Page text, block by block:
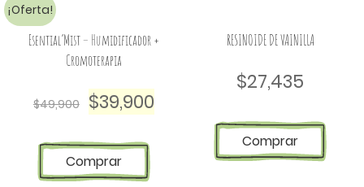
¡Oferta!
Esential’Mist – Humidificador +
Cromoterapia
$49,900 $39,900
Comprar
RESINOIDE DE VAINILLA
$27,435
Comprar